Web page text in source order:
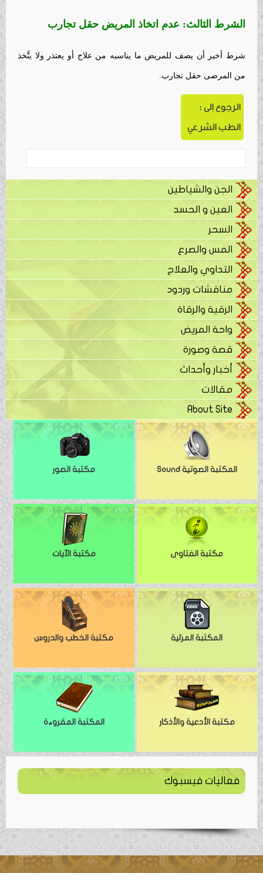
الشرط الثالث: عدم اتخاذ المريض حقل تجارب
شرط أخير أن يصف للمريض ما يناسبه من علاج أو يعتذر ولا يتَّخذ
من المرضى حقل تجارب.
الرجوع إلى :
الطب الشرعي
الجن والشياطين
العين و الحسد
السحر
المس والصرع
التداوي والعلاج
مناقشات وردود
الرقية والرقاة
واحة المريض
قصة وصورة
أخبار وأحداث
مقالات
About Site
المكتبة الصوتية Sound مكتبة الصور
مكتبة الفتاوى مكتبة الآيات
المكتبة المرئية مكتبة الخطب والدروس
مكتبة الأدعية والأذكار المكتبة المقروءة
فعاليات فيسبوك